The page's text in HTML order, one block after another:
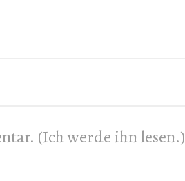
(Ich werde ihn lesen.)